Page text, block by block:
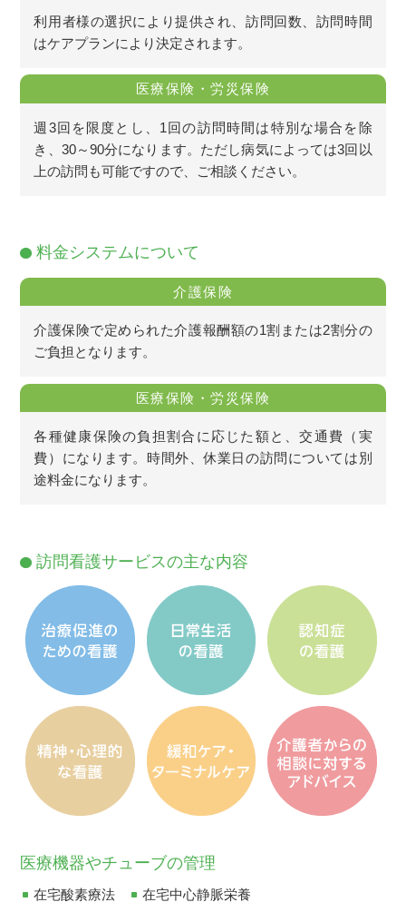
利用者様の選択により提供され、訪問回数、訪問時間
はケアプランにより決定されます。
医療保険・労災保険
週3回を限度とし、1回の訪問時間は特別な場合を除
き、30～90分になります。ただし病気によっては3回以
上の訪問も可能ですので、ご相談ください。
料金システムについて
介護保険
介護保険で定められた介護報酬額の1割または2割分の
ご負担となります。
医療保険・労災保険
各種健康保険の負担割合に応じた額と、交通費（実
費）になります。時間外、休業日の訪問については別
途料金になります。
訪問看護サービスの主な内容
医療機器やチューブの管理
在宅酸素療法
在宅中心静脈栄養